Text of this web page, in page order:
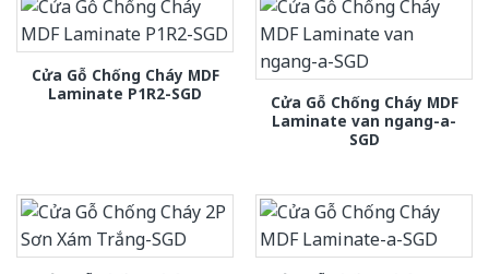
Cửa Gỗ Chống Cháy MDF
Laminate P1R2-SGD
Cửa Gỗ Chống Cháy MDF
Laminate van ngang-a-
SGD